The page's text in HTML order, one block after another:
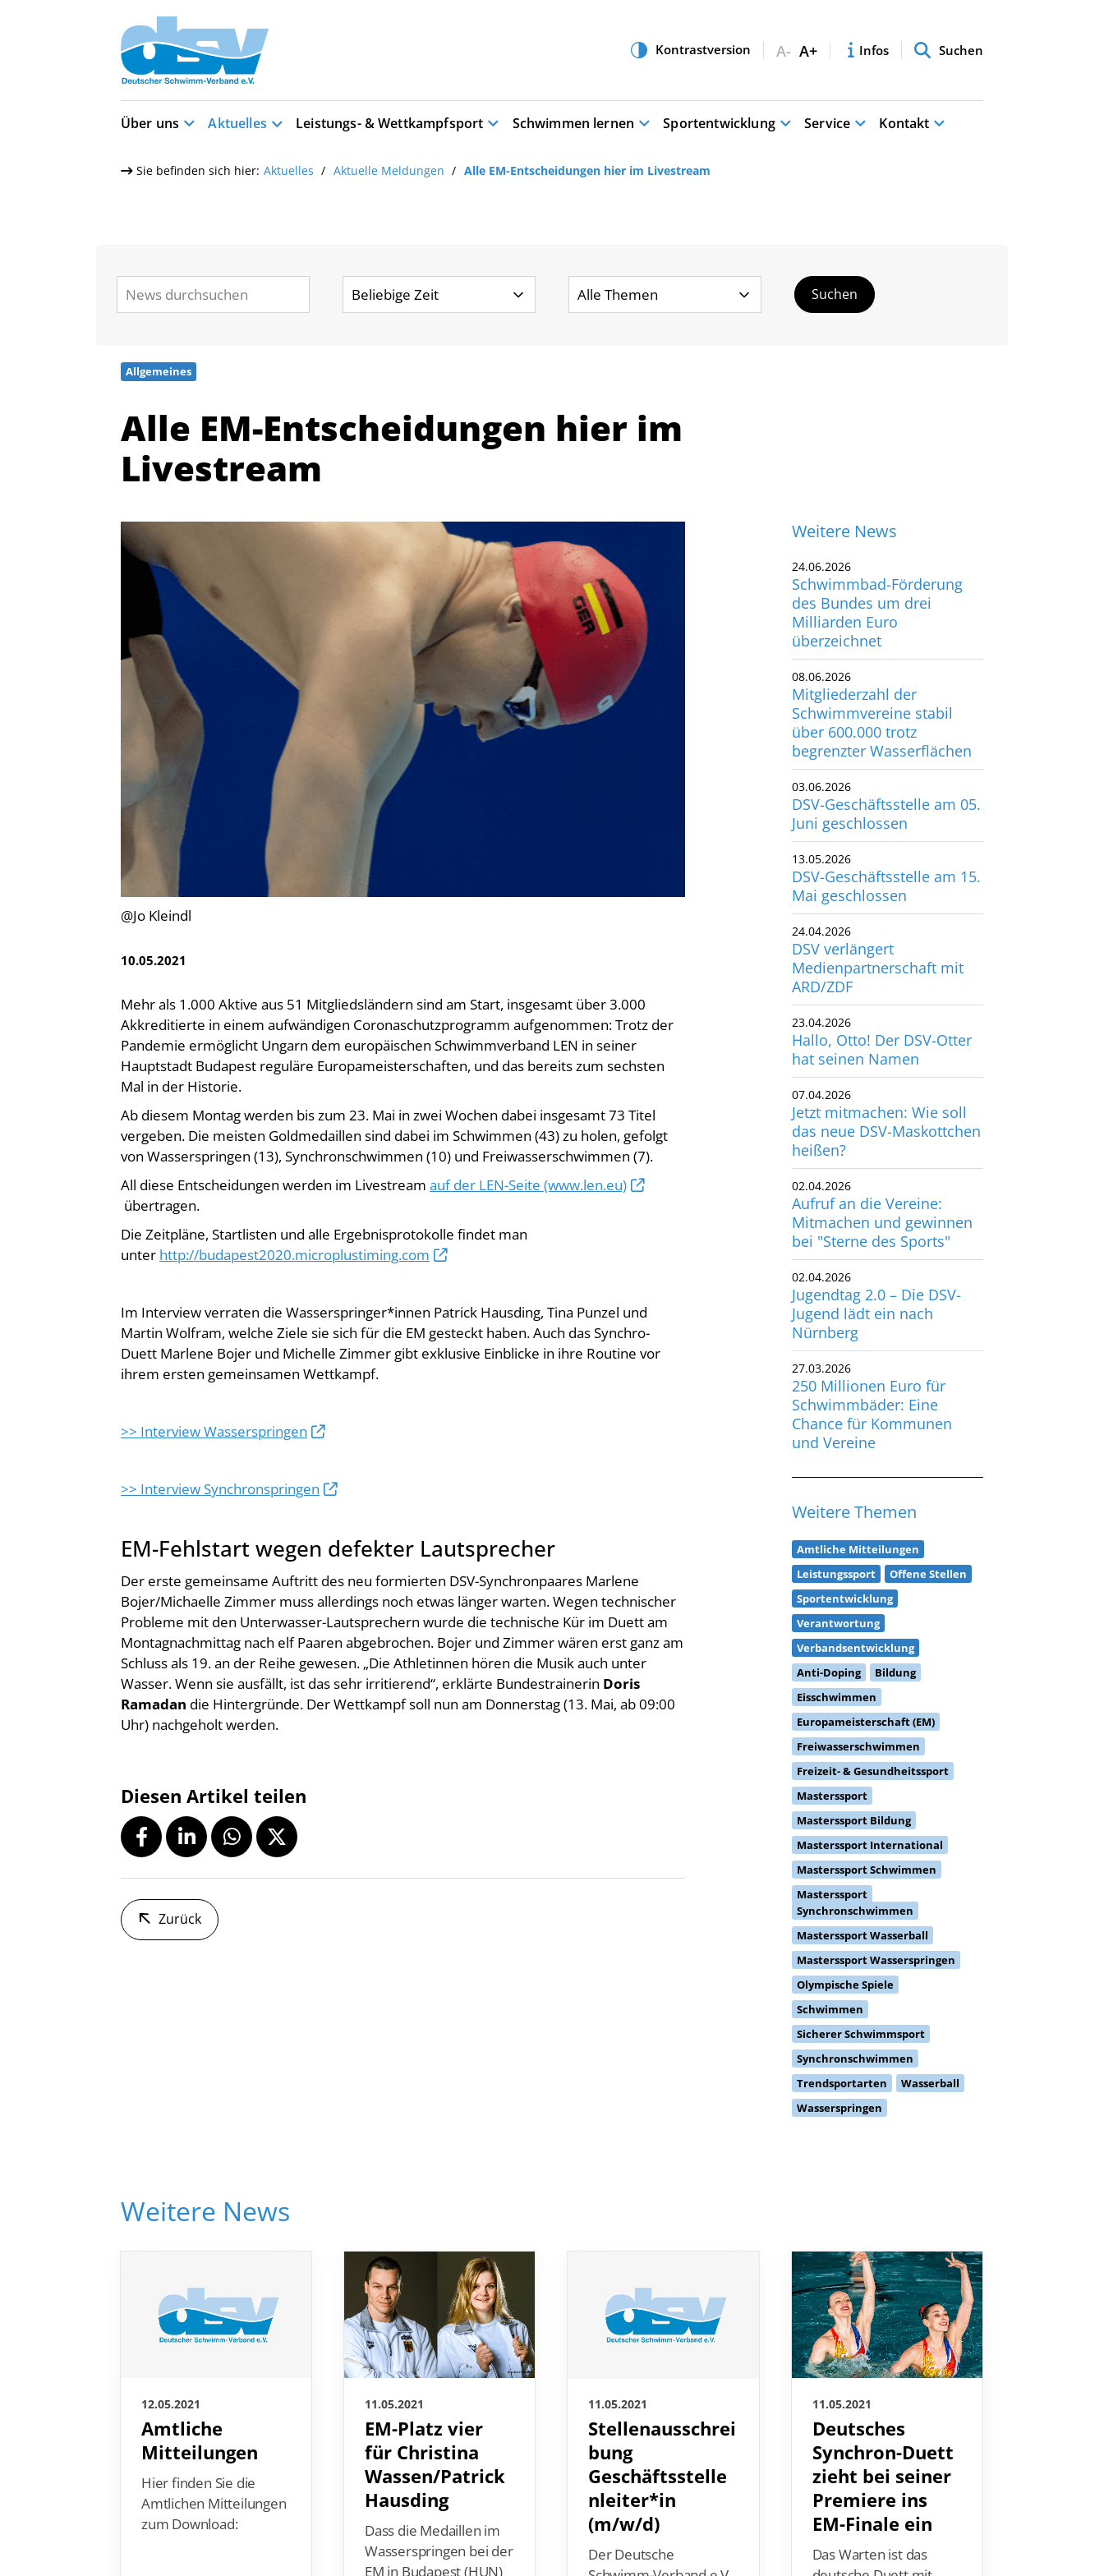
A- A+ Infos Suchen
Über uns Aktuelles Leistungs- & Wettkampfsport Schwimmen lernen Sportentwicklung Service Kontakt
Sie befinden sich hier: Aktuelles Aktuelle Meldungen Alle EM-Entscheidungen hier im Livestream
Allgemeines
Alle EM-Entscheidungen hier im
Livestream
@Jo Kleindl
10.05.2021
Mehr als 1.000 Aktive aus 51 Mitgliedsländern sind am Start, insgesamt über 3.000
Akkreditierte in einem aufwändigen Coronaschutzprogramm aufgenommen: Trotz der
Pandemie ermöglicht Ungarn dem europäischen Schwimmverband LEN in seiner
Hauptstadt Budapest reguläre Europameisterschaften, und das bereits zum sechsten
Mal in der Historie.
Ab diesem Montag werden bis zum 23. Mai in zwei Wochen dabei insgesamt 73 Titel
vergeben. Die meisten Goldmedaillen sind dabei im Schwimmen (43) zu holen, gefolgt
von Wasserspringen (13), Synchronschwimmen (10) und Freiwasserschwimmen (7).
All diese Entscheidungen werden im Livestream auf der LEN-Seite (www.len.eu)
übertragen.
Die Zeitpläne, Startlisten und alle Ergebnisprotokolle findet man
unter http://budapest2020.microplustiming.com
Im Interview verraten die Wasserspringer*innen Patrick Hausding, Tina Punzel und
Martin Wolfram, welche Ziele sie sich für die EM gesteckt haben. Auch das Synchro-
Duett Marlene Bojer und Michelle Zimmer gibt exklusive Einblicke in ihre Routine vor
ihrem ersten gemeinsamen Wettkampf.
>> Interview Wasserspringen
>> Interview Synchronspringen
EM-Fehlstart wegen defekter Lautsprecher
Der erste gemeinsame Auftritt des neu formierten DSV-Synchronpaares Marlene
Bojer/Michaelle Zimmer muss allerdings noch etwas länger warten. Wegen technischer
Probleme mit den Unterwasser-Lautsprechern wurde die technische Kür im Duett am
Montagnachmittag nach elf Paaren abgebrochen. Bojer und Zimmer wären erst ganz am
Schluss als 19. an der Reihe gewesen. „Die Athletinnen hören die Musik auch unter
Wasser. Wenn sie ausfällt, ist das sehr irritierend“, erklärte Bundestrainerin Doris
Ramadan die Hintergründe. Der Wettkampf soll nun am Donnerstag (13. Mai, ab 09:00
Uhr) nachgeholt werden.
Diesen Artikel teilen
Zurück
Weitere News
24.06.2026
Schwimmbad-Förderung
des Bundes um drei
Milliarden Euro
überzeichnet
08.06.2026
Mitgliederzahl der
Schwimmvereine stabil
über 600.000 trotz
begrenzter Wasserflächen
03.06.2026
DSV-Geschäftsstelle am 05.
Juni geschlossen
13.05.2026
DSV-Geschäftsstelle am 15.
Mai geschlossen
24.04.2026
DSV verlängert
Medienpartnerschaft mit
ARD/ZDF
23.04.2026
Hallo, Otto! Der DSV-Otter
hat seinen Namen
07.04.2026
Jetzt mitmachen: Wie soll
das neue DSV-Maskottchen
heißen?
02.04.2026
Aufruf an die Vereine:
Mitmachen und gewinnen
bei "Sterne des Sports"
02.04.2026
Jugendtag 2.0 – Die DSV-
Jugend lädt ein nach
Nürnberg
27.03.2026
250 Millionen Euro für
Schwimmbäder: Eine
Chance für Kommunen
und Vereine
Weitere Themen
Amtliche Mitteilungen
Leistungssport
Offene Stellen
Sportentwicklung
Verantwortung
Verbandsentwicklung
Anti-Doping
Bildung
Eisschwimmen
Europameisterschaft (EM)
Freiwasserschwimmen
Freizeit- & Gesundheitssport
Masterssport
Masterssport Bildung
Masterssport International
Masterssport Schwimmen
Masterssport
Synchronschwimmen
Masterssport Wasserball
Masterssport Wasserspringen
Olympische Spiele
Schwimmen
Sicherer Schwimmsport
Synchronschwimmen
Trendsportarten
Wasserball
Wasserspringen
Weitere News
12.05.2021
Amtliche
Mitteilungen
Hier finden Sie die
Amtlichen Mitteilungen
zum Download:
11.05.2021
EM-Platz vier
für Christina
Wassen/Patrick
Hausding
Dass die Medaillen im
Wasserspringen bei der
EM in Budapest (HUN)
11.05.2021
Stellenausschrei
bung
Geschäftsstelle
nleiter*in
(m/w/d)
Der Deutsche
11.05.2021
Deutsches
Synchron-Duett
zieht bei seiner
Premiere ins
EM-Finale ein
Das Warten ist das
Quicklinks
Vereinsfinder
Lizenzwesen
Zentrale Hinweisstelle
Anti-Doping
Recht auf sicheren Schwimmsport
Abteilungen
Masterssport
Deutscher Schwimm-Verband e.V.
Korbacher Straße 93
D-34132 Kassel
Fax: +49 561 94083-15
info@dsv.de